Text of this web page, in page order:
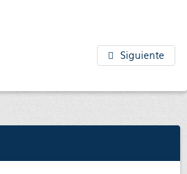
Siguiente